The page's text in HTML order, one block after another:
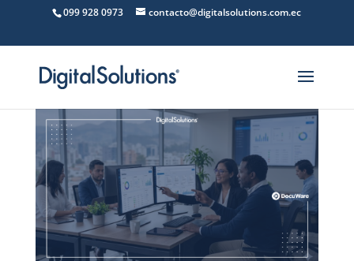
099 928 0973 contacto@digitalsolutions.com.ec